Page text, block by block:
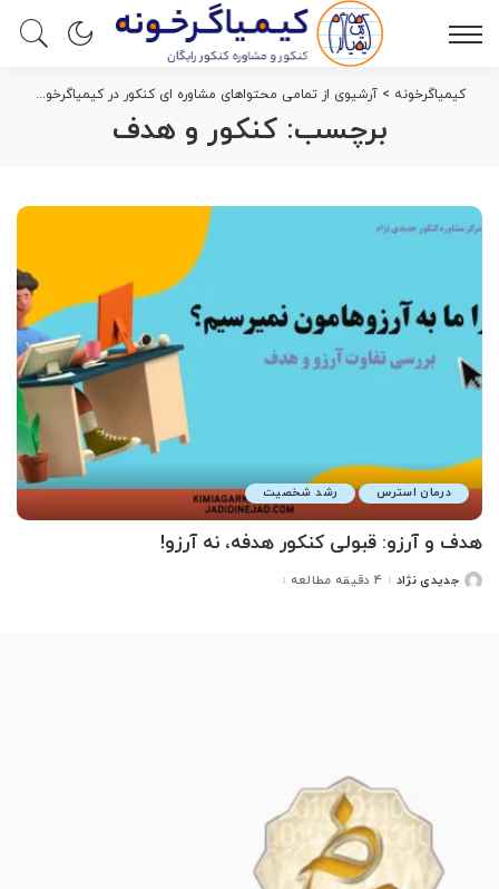
کیمیاگرخونه > آرشیوی از تمامی محتواهای مشاوره ای کنکور در کیمیاگرخونه
برچسب: کنکور و هدف
درمان استرس رشد شخصیت
هدف و آرزو: قبولی کنکور هدفه، نه آرزو!
ارسالجدیدی نژاد 4 دقیقه مطالعه